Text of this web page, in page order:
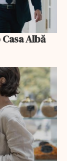
Albă